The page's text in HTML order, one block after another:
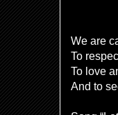
We are
To
To love
And to